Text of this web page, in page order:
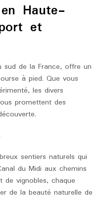
marathon
Haute-
et
sud de la France, offre un
à pied. Que vous
les divers
promettent des
sentiers naturels qui
du Midi aux chemins
vignobles, chaque
de la beauté naturelle de